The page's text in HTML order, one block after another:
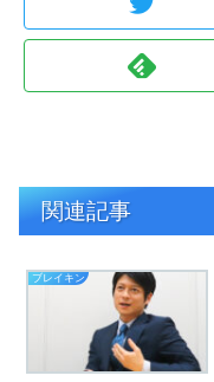
関連記事
ブレイキン